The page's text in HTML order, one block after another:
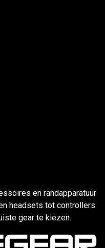
en randapparatuur
headsets tot controllers
gear te kiezen.